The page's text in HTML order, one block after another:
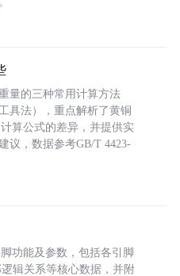
量的三种常用计算方法
具法），重点解析了黄铜
算公式的差异，并提供实
议，数据参考GB/T 4423-
功能及参数，包括各引脚
辑关系等核心数据，并附